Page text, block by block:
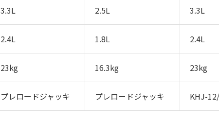
3.3L 2.5L 3.3L
2.4L 1.8L 2.4L
23kg 16.3kg 23kg
プレロードジャッキ プレロードジャッキ KHJ-